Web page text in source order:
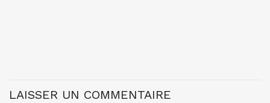
LAISSER UN COMMENTAIRE